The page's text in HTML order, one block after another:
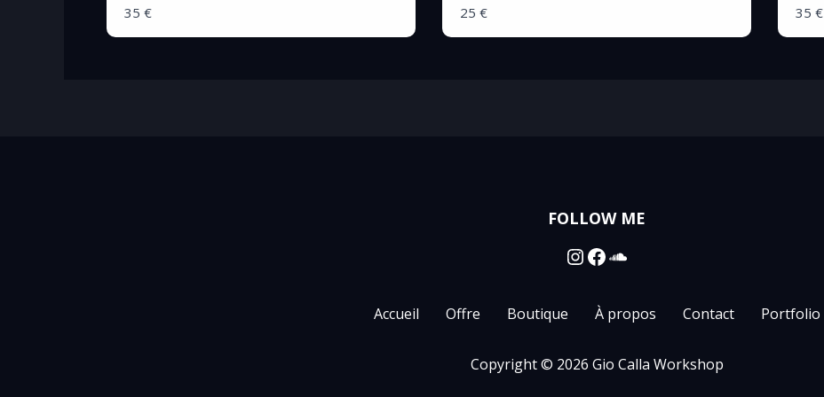
35 € 25 € 35 €
FOLLOW ME
Instagram
Facebook
SoundCloud
Accueil Offre Boutique À propos Contact Portfolio
Copyright © 2026 Gio Calla Workshop